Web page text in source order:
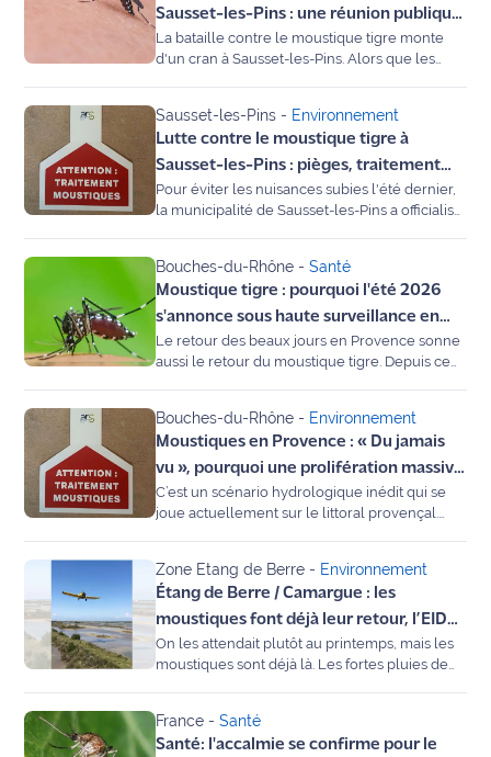
Politique
Social
Transport
International
Défense
Municipales
2026
Contenus
L'invité(e)
de la
rédaction
coeur
Maritima
appel à la mobilisation citoyenne au micro de
Maritima.
Sausset-les-Pins : une réunion publique
ce 28 mai
La bataille contre le moustique tigre monte
d'un cran à Sausset-les-Pins. Alors que les
larves, la municipalité organise une réunion
publique ce jeudi 28 mai 2026. L'objectif :
mobiliser les habitants autour du plan de lutte
engagé avec l'expert Rentokil. Car si la ville
traite les espaces publics, 80 % de la lutte se
Sausset-les-Pins - Environnement
Lutte contre le moustique tigre à
Sausset-les-Pins : pièges, traitement
bio et réunion publique, le plan
d'attaque est lancé !
Pour éviter les nuisances subies l'été dernier,
la municipalité de Sausset-les-Pins a officialisé
méthode de traitement 100 % biologique et un
appel à la mobilisation des habitants, la
commune déploie un dispositif d'envergure.
Maritima vous détaille le calendrier des
interventions et les rendez-vous à venir.
Bouches-du-Rhône -Santé
Moustique tigre : pourquoi l'été 2026
s'annonce sous haute surveillance en
Provence ?
Le retour des beaux jours en Provence sonne
aussi le retour du moustique tigre. Depuis ce
surveillance renforcée des arboviroses.
Bouches-du-Rhône - Environnement
Moustiques en Provence : « Du jamais
vu », pourquoi une prolifération massive
est attendue en mars
C’est un scénario hydrologique inédit qui se
joue actuellement sur le littoral provençal.
prolifération fulgurante de moustiques.
L’Entente Interdépartementale de
Démoustication (EID Méditerranée) tire la
sonnette d’alarme : avec 6 000 hectares de
zones humides infestés de larves, le mois de
Zone Etang de Berre - Environnement
Étang de Berre / Camargue : les
moustiques font déjà leur retour, l’EID
lance les premiers traitements
On les attendait plutôt au printemps, mais les
moustiques sont déjà là. Les fortes pluies de
Invité de la matinale sur Maritima Radio, Pascal
Eberhart, de l’Entente Interdépartementale de
France -Santé
Santé: l'accalmie se confirme pour le